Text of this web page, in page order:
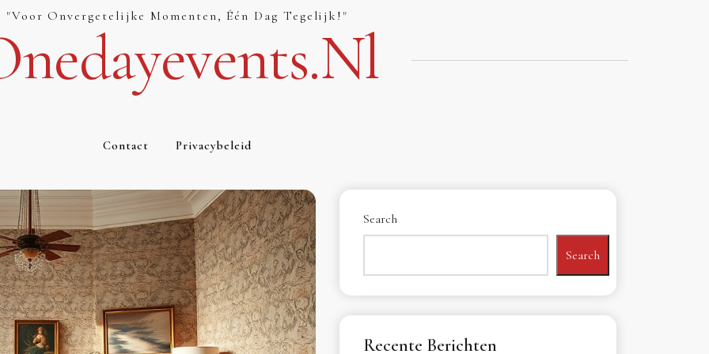
"Voor Onvergetelijke Momenten, Één Dag Tegelijk!"
Contact Privacybeleid
Search
Search
Recente Berichten